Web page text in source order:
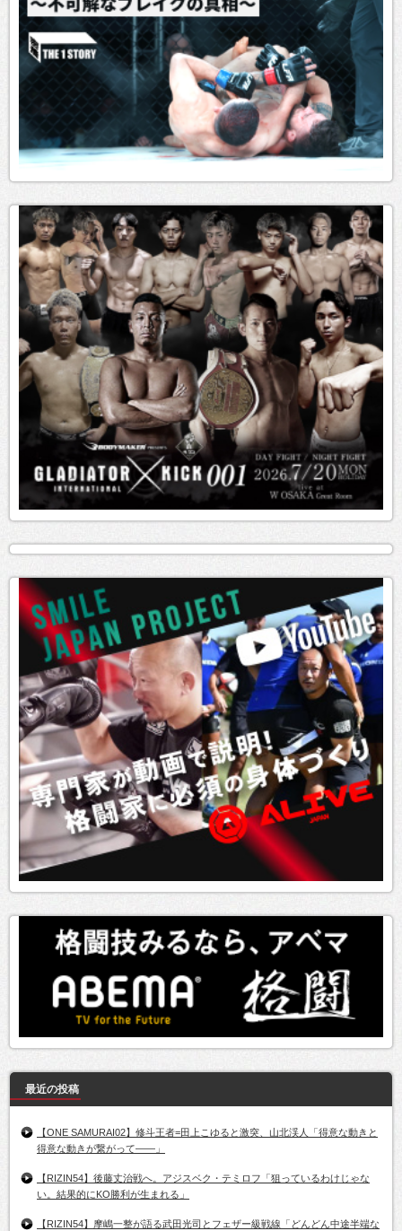
最近の投稿
【ONE SAMURAI02】修斗王者=田上こゆると激突、山北渓人「得意な動きと
得意な動きが繋がって――」
【RIZIN54】後藤丈治戦へ。アジスベク・テミロフ「狙っているわけじゃな
い。結果的にKO勝利が生まれる」
【RIZIN54】摩嶋一整が語る武田光司とフェザー級戦線「どんどん中途半端な